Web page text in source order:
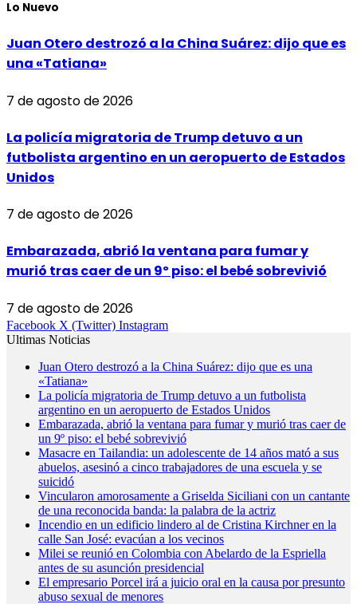
Lo Nuevo
Juan Otero destrozó a la China Suárez: dijo que es
una «Tatiana»
7 de agosto de 2026
La policía migratoria de Trump detuvo a un
futbolista argentino en un aeropuerto de Estados
Unidos
7 de agosto de 2026
Embarazada, abrió la ventana para fumar y
murió tras caer de un 9º piso: el bebé sobrevivió
7 de agosto de 2026
Facebook X (Twitter) Instagram
Ultimas Noticias
Juan Otero destrozó a la China Suárez: dijo que es una
«Tatiana»
La policía migratoria de Trump detuvo a un futbolista
argentino en un aeropuerto de Estados Unidos
Embarazada, abrió la ventana para fumar y murió tras caer de
un 9º piso: el bebé sobrevivió
Masacre en Tailandia: un adolescente de 14 años mató a sus
abuelos, asesinó a cinco trabajadores de una escuela y se
suicidó
Vincularon amorosamente a Griselda Siciliani con un cantante
de una reconocida banda: la palabra de la actriz
Incendio en un edificio lindero al de Cristina Kirchner en la
calle San José: evacúan a los vecinos
Milei se reunió en Colombia con Abelardo de la Espriella
antes de su asunción presidencial
El empresario Porcel irá a juicio oral en la causa por presunto
abuso sexual de menores